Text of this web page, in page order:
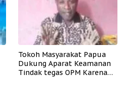
Tokoh Masyarakat Papua
Dukung Aparat Keamanan
Tindak tegas OPM Karena